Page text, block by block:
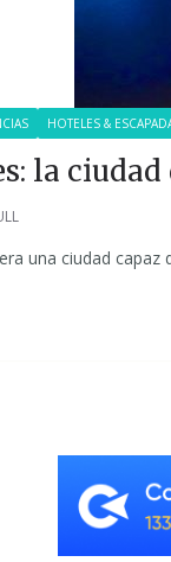
HOTELES &
la
una ciudad